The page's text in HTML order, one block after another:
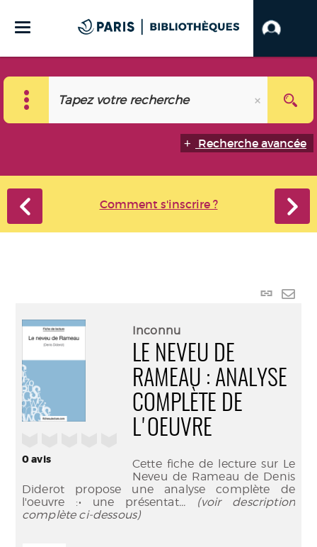
Recherche avancée
Comment s'inscrire ?
Lien
0avis
Inconnu
LE NEVEU DE
RAMEAU : ANALYSE
COMPLÈTE DE
L'OEUVRE
Cette fiche de lecture sur Le
Neveu de Rameau de Denis
Diderot propose une analyse complète de
l'oeuvre :• une présentat... (voir description
complète ci-dessous)